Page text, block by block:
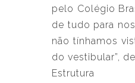
pelo Colégio
de tudo para
não tínhamos
do vestibular”,
Estrutura